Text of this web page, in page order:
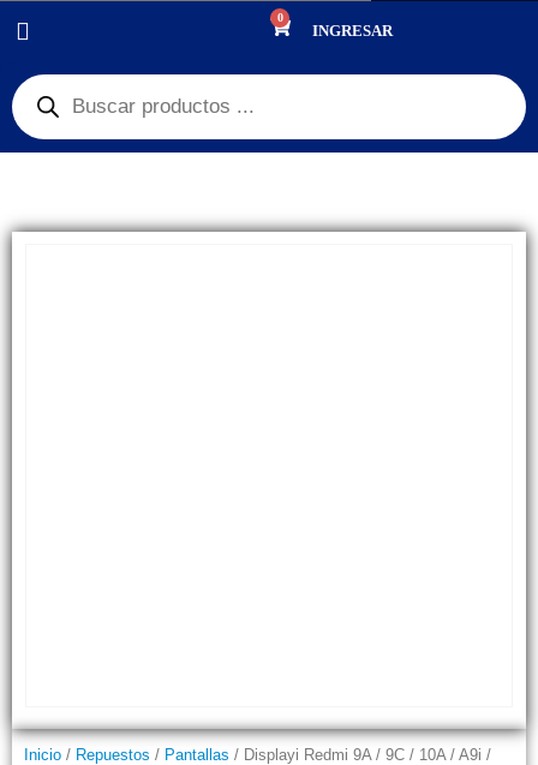
0
INGRESAR
PANTALLAS
A11S, HIGH COPY
Inicio / Repuestos / Pantallas / Displayi Redmi 9A / 9C / 10A / A9i /